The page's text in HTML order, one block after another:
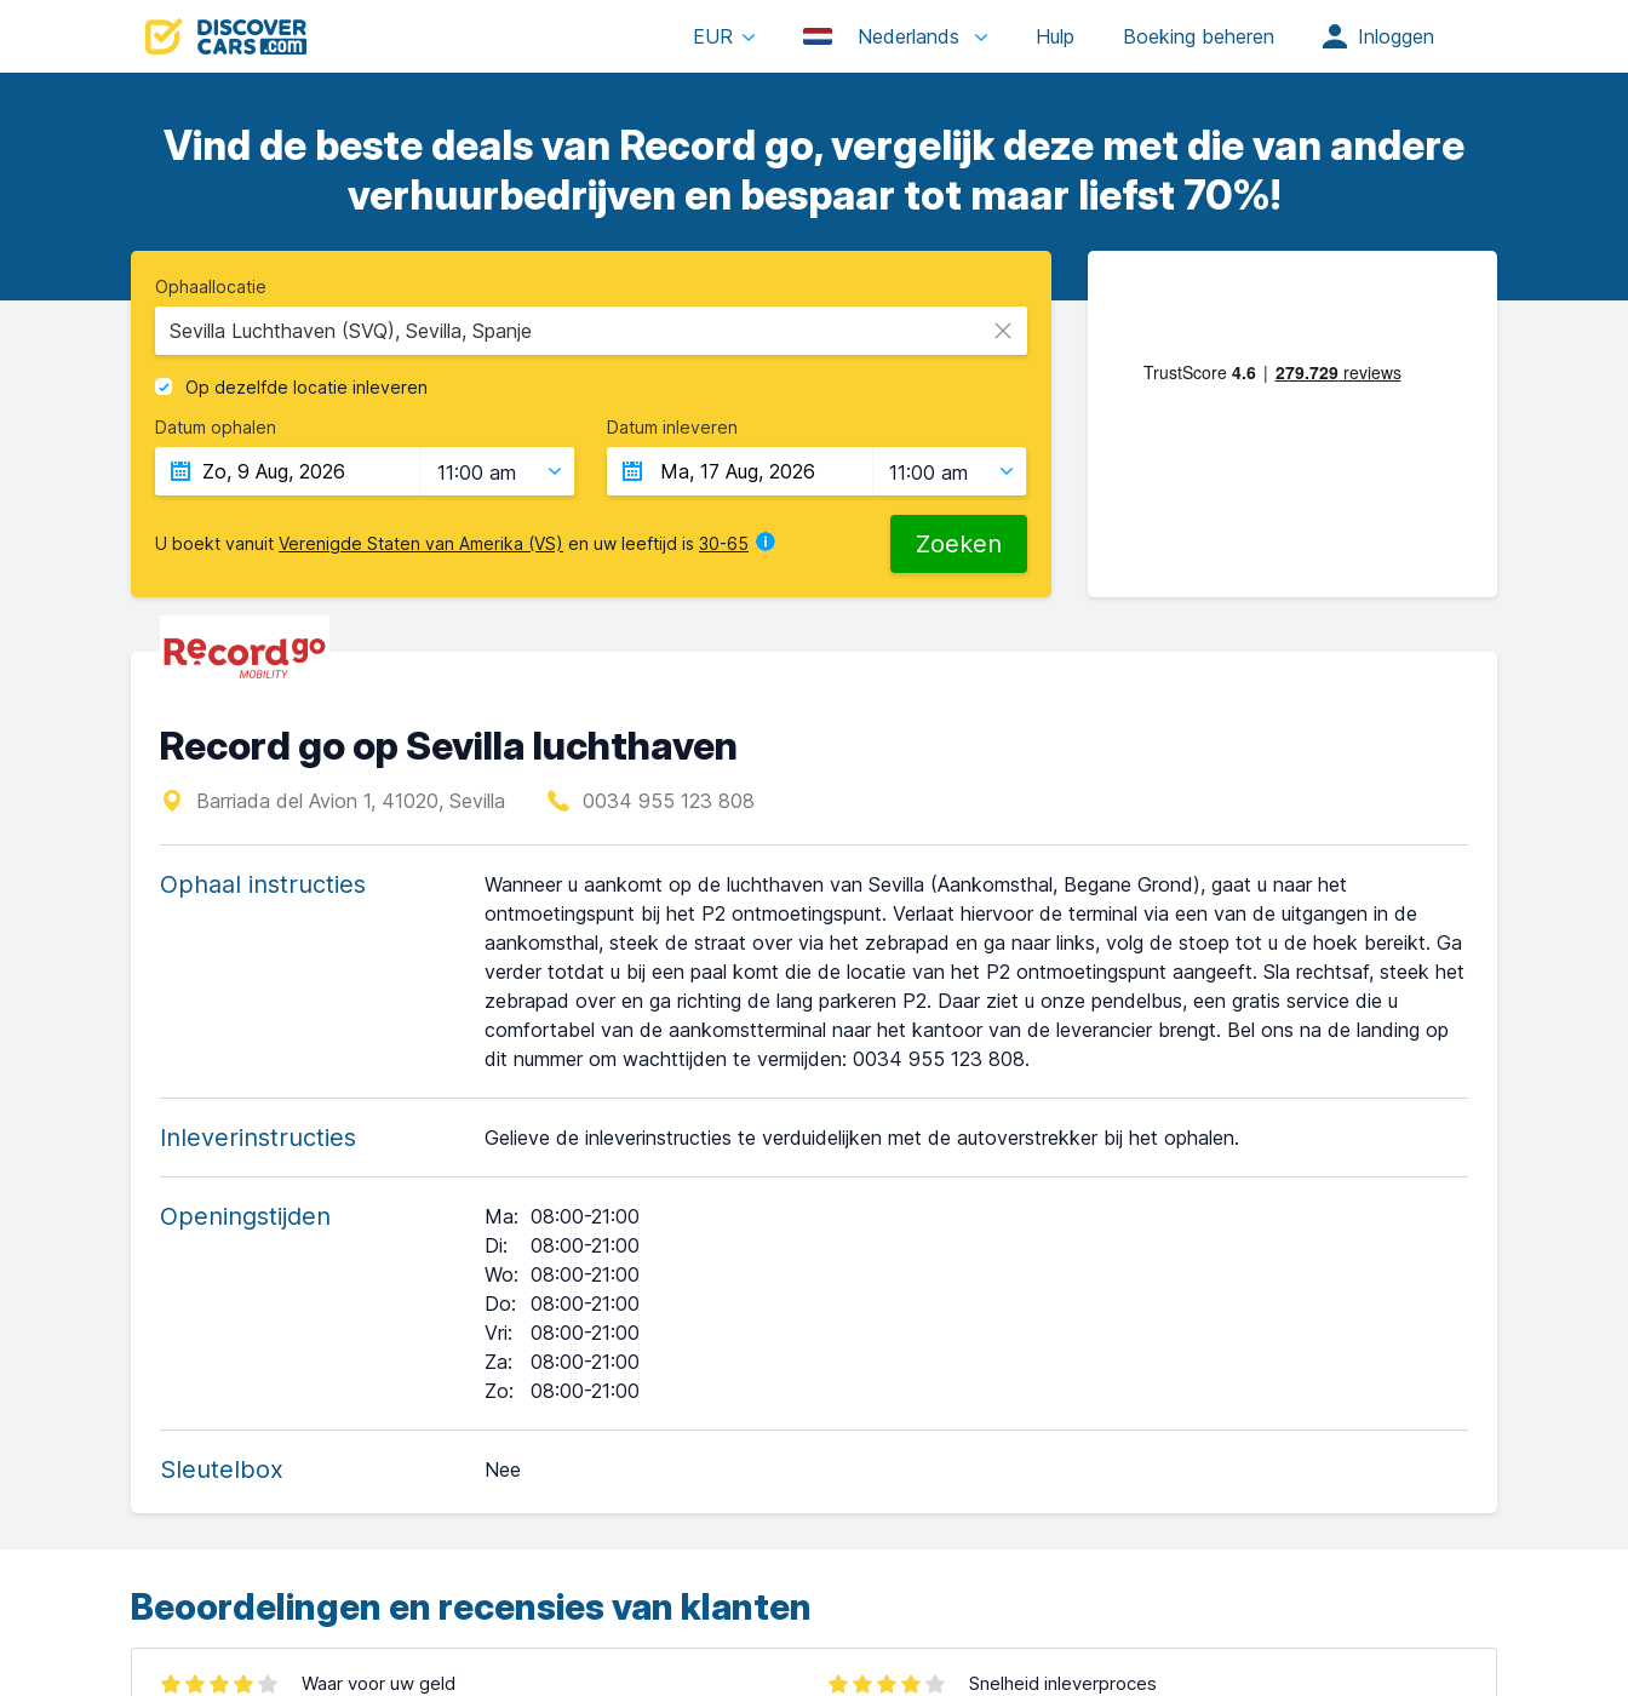
EUR Nederlands
Vind de beste deals van Record go, vergelijk deze met die van andere
verhuurbedrijven en bespaar tot maar liefst 70%!
Ophaallocatie
Sevilla Luchthaven (SVQ), Sevilla, Spanje
Op dezelfde locatie inleveren
Datum ophalen
11:00 am
Datum inleveren
11:00 am
U boekt vanuit Verenigde Staten van Amerika (VS) en uw leeftijd is 30-65 Zoeken
Record go op Sevilla luchthaven
Barriada del Avion 1, 41020, Sevilla 0034 955 123 808
Ophaal instructies
Wanneer u aankomt op de luchthaven van Sevilla (Aankomsthal, Begane Grond), gaat u naar het
ontmoetingspunt bij het P2 ontmoetingspunt. Verlaat hiervoor de terminal via een van de uitgangen in de
aankomsthal, steek de straat over via het zebrapad en ga naar links, volg de stoep tot u de hoek bereikt. Ga
verder totdat u bij een paal komt die de locatie van het P2 ontmoetingspunt aangeeft. Sla rechtsaf, steek het
zebrapad over en ga richting de lang parkeren P2. Daar ziet u onze pendelbus, een gratis service die u
comfortabel van de aankomstterminal naar het kantoor van de leverancier brengt. Bel ons na de landing op
dit nummer om wachttijden te vermijden: 0034 955 123 808.
Inleverinstructies Gelieve de inleverinstructies te verduidelijken met de autoverstrekker bij het ophalen.
Openingstijden Ma: 08:00-21:00
Di:
08:00-21:00
Wo: 08:00-21:00
Do:
08:00-21:00
Vri:
08:00-21:00
Za:
08:00-21:00
Zo: 08:00-21:00
Sleutelbox Nee
Beoordelingen en recensies van klanten
Waar voor uw geld
Snelheid inleverproces